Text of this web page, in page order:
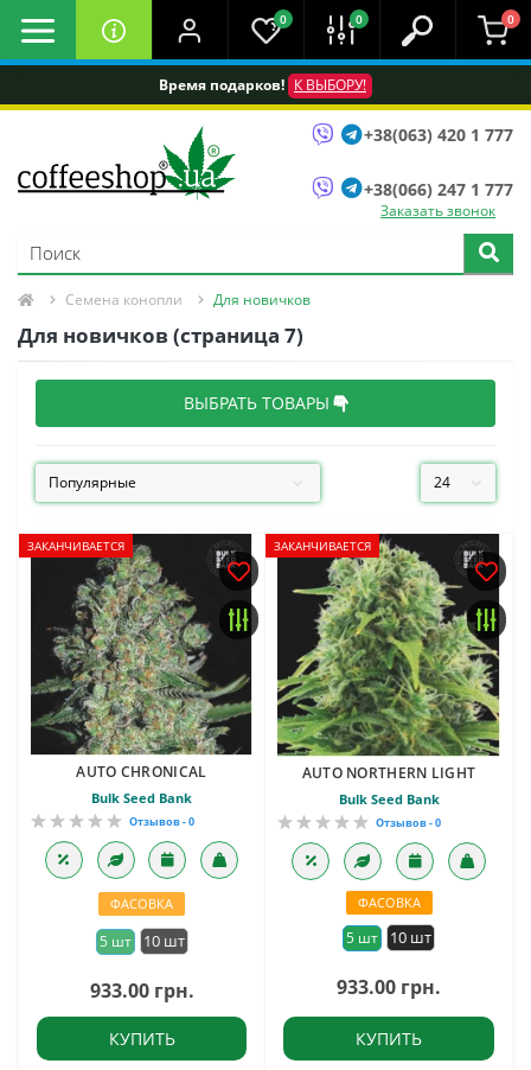
Время подарков! К ВЫБОРУ!
0 0 0
+38(063) 420 1 777
+38(066) 247 1 777
Заказать звонок
Семена конопли Для новичков
Для новичков (страница 7)
ВЫБРАТЬ ТОВАРЫ
ЗАКАНЧИВАЕТСЯ
AUTO CHRONICAL
Bulk Seed Bank
Отзывов - 0
ФАСОВКА
5 шт 10 шт
933.00 грн.
КУПИТЬ
ЗАКАНЧИВАЕТСЯ
AUTO NORTHERN LIGHT
Bulk Seed Bank
Отзывов - 0
ФАСОВКА
5 шт 10 шт
933.00 грн.
КУПИТЬ